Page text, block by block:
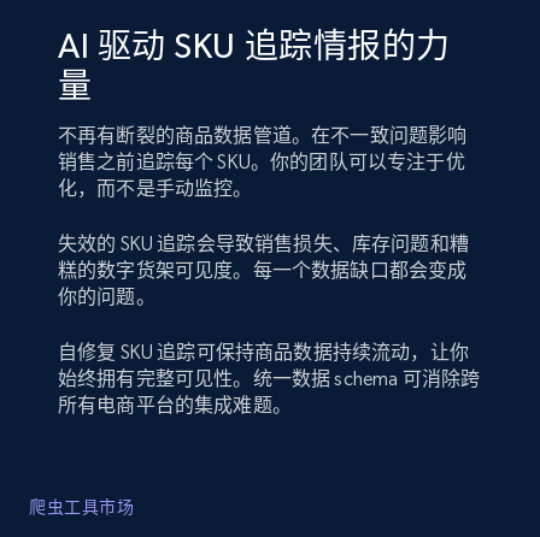
AI 驱动 SKU 追踪情报的力
量
不再有断裂的商品数据管道。在不一致问题影响
销售之前追踪每个 SKU。你的团队可以专注于优
化，而不是手动监控。
失效的 SKU 追踪会导致销售损失、库存问题和糟
糕的数字货架可见度。每一个数据缺口都会变成
你的问题。
自修复 SKU 追踪可保持商品数据持续流动，让你
始终拥有完整可见性。统一数据 schema 可消除跨
所有电商平台的集成难题。
爬虫工具市场